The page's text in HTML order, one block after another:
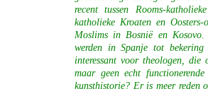
recent tussen Rooms-
katholieke Kroaten en
Moslims in Bosnië en
werden in Spanje tot
interessant voor theologen, die
maar geen echt
kunsthistorie? Er is meer reden